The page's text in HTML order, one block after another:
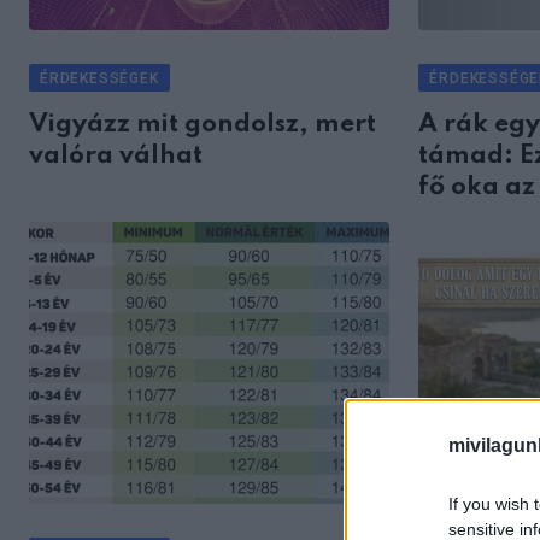
If you wish
sensitive
ÉRDEKESSÉGEK
Vigyázz mit gondolsz, mert
valóra válhat
A rák
támad:
fő oka az